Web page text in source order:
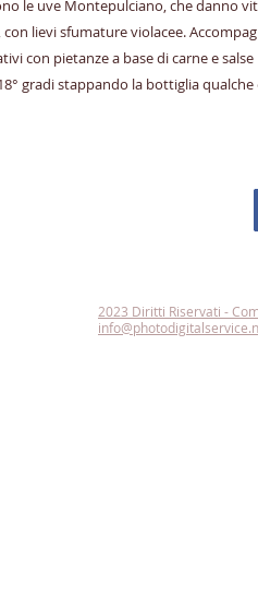
le uve Montepulciano, che danno
lievi sfumature violacee.
con pietanze a base di carne e
gradi stappando la bottiglia
2023 Diritti Riservati -